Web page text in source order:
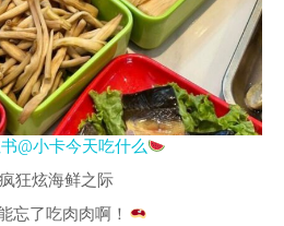
@小卡今天吃什么
狂炫海鲜之际
忘了吃肉肉啊！